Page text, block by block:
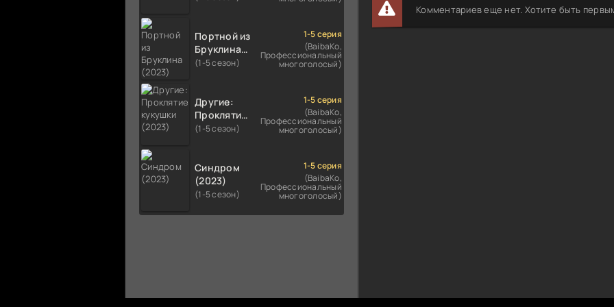
Портной из
Бруклина
(2023)
(1-5 сезон)
1-5 серия
(BaibaKo,
Профессиональный
многоголосый)
Другие:
Проклятие
кукушки
(1-5 сезон)
1-5 серия
(BaibaKo,
Профессиональный
многоголосый)
Синдром
(2023)
(1-5 сезон)
1-5 серия
(BaibaKo,
Профессиональный
многоголосый)
Комментариев еще нет. Хотите быть